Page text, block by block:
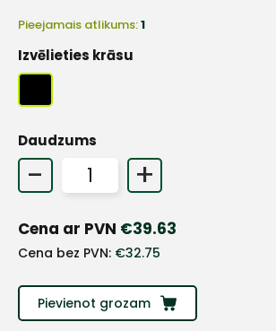
Pieejamais atlikums:1
Izvēlieties krāsu
Daudzums
- +
Cena ar PVN €39.63
Cena bez PVN: €32.75
Pievienot grozam
+